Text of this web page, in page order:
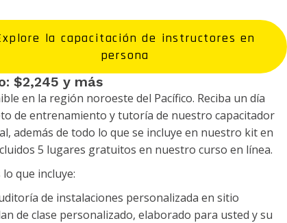
la capacitación de instructores en
persona
$2,245 y más
en la región noroeste del Pacífico. Reciba un día
de entrenamiento y tutoría de nuestro capacitador
además de todo lo que se incluye en nuestro kit en
5 lugares gratuitos en nuestro curso en línea.
lo que incluye:
de instalaciones personalizada en sitio
de clase personalizado, elaborado para usted y su